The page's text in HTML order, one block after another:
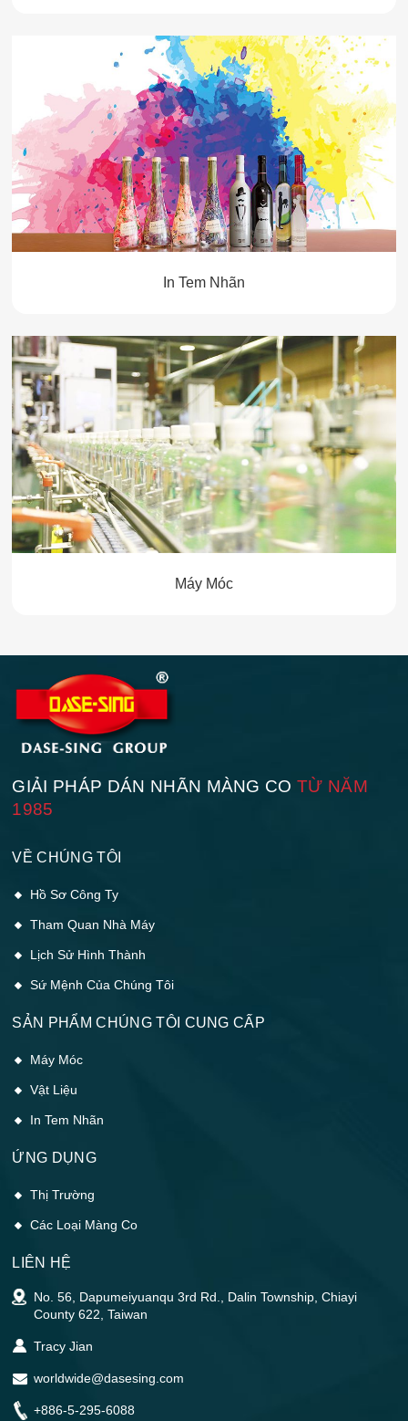
In Tem Nhãn
Máy Móc
GIẢI PHÁP DÁN NHÃN MÀNG COTỪ NĂM
1985
VỀ CHÚNG TÔI
Hồ Sơ Công Ty
Tham Quan Nhà Máy
Lịch Sử Hình Thành
Sứ Mệnh Của Chúng Tôi
SẢN PHẨM CHÚNG TÔI CUNG CẤP
Máy Móc
Vật Liệu
In Tem Nhãn
ỨNG DỤNG
Thị Trường
Các Loại Màng Co
LIÊN HỆ
No. 56, Dapumeiyuanqu 3rd Rd., Dalin Township, Chiayi
County 622, Taiwan
Tracy Jian
worldwide@dasesing.com
+886-5-295-6088